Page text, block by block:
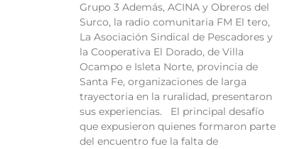
Grupo 3 Además, ACINA y Obreros del
Surco, la radio comunitaria FM El tero,
La Asociación Sindical de Pescadores y
la Cooperativa El Dorado, de Villa
Ocampo e Isleta Norte, provincia de
Santa Fe, organizaciones de larga
trayectoria en la ruralidad, presentaron
sus experiencias. El principal desafío
que expusieron quienes formaron parte
del encuentro fue la falta de